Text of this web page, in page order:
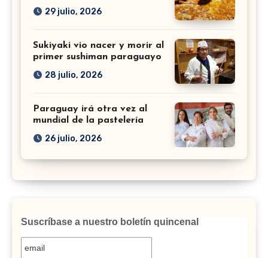
29 julio, 2026
Sukiyaki vio nacer y morir al
primer sushiman paraguayo
28 julio, 2026
Paraguay irá otra vez al
mundial de la pastelería
26 julio, 2026
Suscríbase a nuestro boletín quincenal